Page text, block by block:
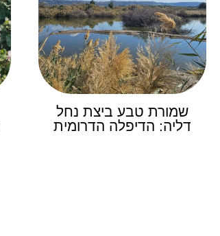
שמורת טבע ביצת נחל
דליה: הדיפלה הדרומית